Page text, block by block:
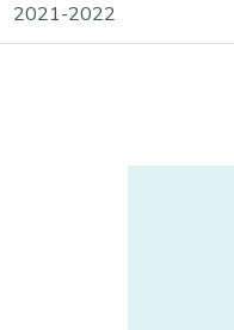
2021-2022